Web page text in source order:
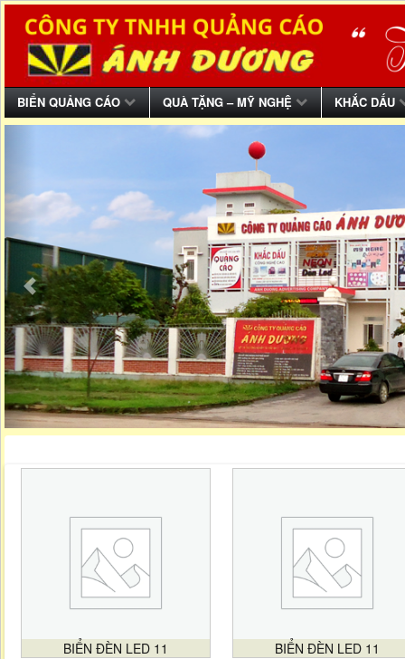
BIỂN QUẢNG CÁO QUÀ TẶNG – MỸ NGHỆ KHẮC DẤU
BIỂN ĐÈN LED 11 BIỂN ĐÈN LED 11